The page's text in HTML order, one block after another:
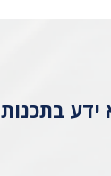
ידע בתכנות